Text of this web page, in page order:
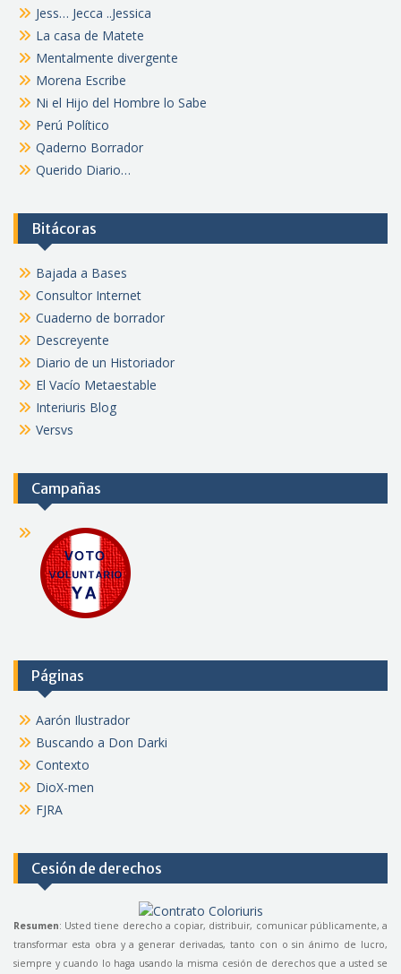
Jess… Jecca ..Jessica
La casa de Matete
Mentalmente divergente
Morena Escribe
Ni el Hijo del Hombre lo Sabe
Perú Político
Qaderno Borrador
Querido Diario…
Bitácoras
Bajada a Bases
Consultor Internet
Cuaderno de borrador
Descreyente
Diario de un Historiador
El Vacío Metaestable
Interiuris Blog
Versvs
Campañas
Páginas
Aarón Ilustrador
Buscando a Don Darki
Contexto
DioX-men
FJRA
Cesión de derechos
Resumen: Usted tiene derecho a copiar, distribuir, comunicar públicamente, a
transformar esta obra y a generar derivadas, tanto con o sin ánimo de lucro,
siempre y cuando lo haga usando la misma cesión de derechos que a usted se